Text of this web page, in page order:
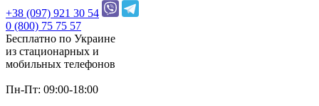
+38 (097) 921 30 54
0 (800) 75 75 57
Бесплатно по Украине
из стационарных и
мобильных телефонов
Пн-Пт: 09:00-18:00